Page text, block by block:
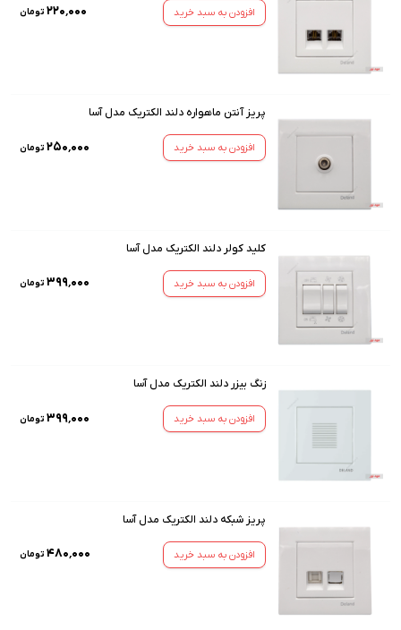
افزودن به سبد خرید ۲۲۰٬۰۰۰ تومان
پریز آنتن ماهواره دلند الکتریک مدل آسا
افزودن به سبد خرید ۲۵۰٬۰۰۰ تومان
کلید کولر دلند الکتریک مدل آسا
افزودن به سبد خرید ۳۹۹٬۰۰۰ تومان
زنگ بیزر دلند الکتریک مدل آسا
افزودن به سبد خرید ۳۹۹٬۰۰۰ تومان
پریز شبکه دلند الکتریک مدل آسا
افزودن به سبد خرید ۴۸۰٬۰۰۰ تومان